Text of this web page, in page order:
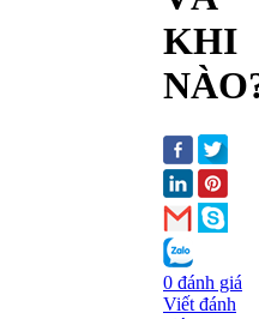
KHI
0 đánh giá
Viết đánh